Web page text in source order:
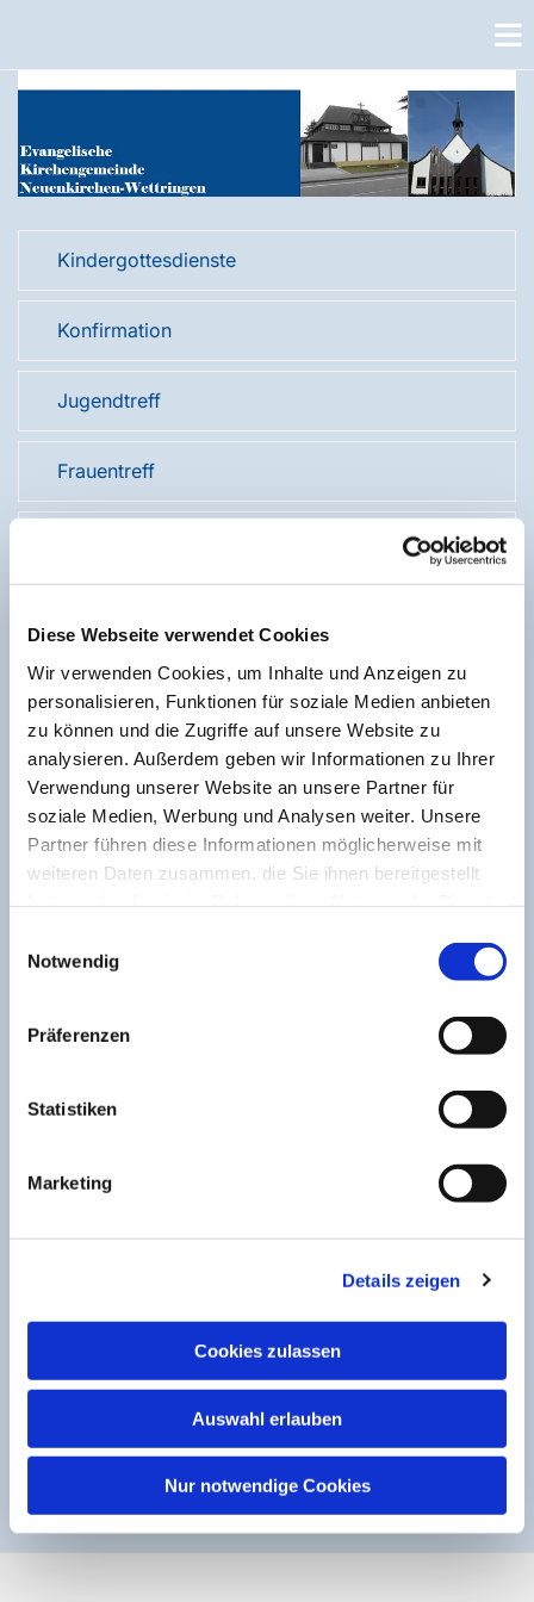
Diese Webseite verwendet Cookies
Wir verwenden Cookies, um Inhalte und Anzeigen zu
personalisieren, Funktionen für soziale Medien anbieten
zu können und die Zugriffe auf unsere Website zu
analysieren. Außerdem geben wir Informationen zu Ihrer
Verwendung unserer Website an unsere Partner für
soziale Medien, Werbung und Analysen weiter. Unsere
Partner führen diese Informationen möglicherweise mit
weiteren Daten zusammen, die Sie ihnen bereitgestellt
Notwendig
Präferenzen
Statistiken
Marketing
Details zeigen
Cookies zulassen
Auswahl erlauben
Nur notwendige Cookies
Kindergottesdienste
Konfirmation
Jugendtreff
Frauentreff
Seniorenfrühstück
Posaunenchor